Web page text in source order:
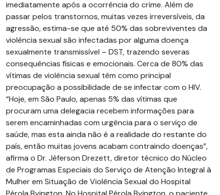
imediatamente após a ocorrência do crime. Além de
passar pelos transtornos, muitas vezes irreversíveis, da
agressão, estima-se que até 50% das sobreviventes da
violência sexual são infectadas por alguma doença
sexualmente transmissível – DST, trazendo severas
consequências físicas e emocionais. Cerca de 80% das
vítimas de violência sexual têm como principal
preocupação a possibilidade de se infectar com o HIV.
“Hoje, em São Paulo, apenas 5% das vítimas que
procuram uma delegacia recebem informações para
serem encaminhadas com urgência para o serviço de
saúde, mas esta ainda não é a realidade do restante do
país, então muitas jovens acabam contraindo doenças”,
afirma o Dr. Jéferson Drezett, diretor técnico do Núcleo
de Programas Especiais do Serviço de Atenção Integral à
Mulher em Situação de Violência Sexual do Hospital